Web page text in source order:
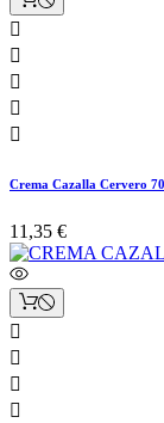





Crema Cazalla Cervero
11,35 €



